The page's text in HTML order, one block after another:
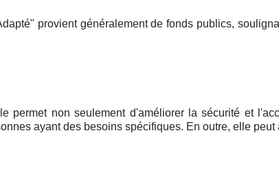
provient généralement de fonds publics,
permet non seulement d'améliorer la sécurité et
ayant des besoins spécifiques. En outre, elle